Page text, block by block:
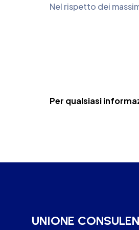
Nel rispetto dei
Per qualsiasi
UNIONE